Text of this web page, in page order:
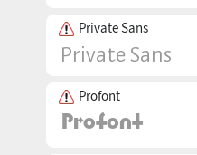
Private Sans
Profont